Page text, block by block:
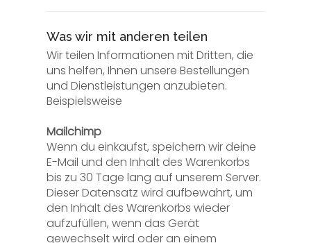
Was wir mit anderen teilen
Wir teilen Informationen mit Dritten, die
uns helfen, Ihnen unsere Bestellungen
und Dienstleistungen anzubieten.
Beispielsweise
Mailchimp
Wenn du einkaufst, speichern wir deine
E-Mail und den Inhalt des Warenkorbs
bis zu 30 Tage lang auf unserem Server.
Dieser Datensatz wird aufbewahrt, um
den Inhalt des Warenkorbs wieder
aufzufüllen, wenn das Gerät
gewechselt wird oder an einem